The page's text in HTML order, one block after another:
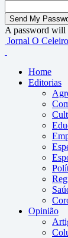
A password will
Jornal O Celeiro
Home
Editorias
Opinião